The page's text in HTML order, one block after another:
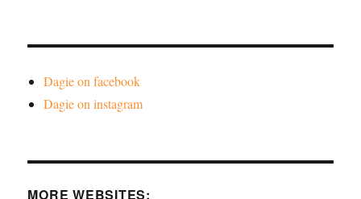
Dagie on facebook
Dagie on instagram
MORE WEBSITES: